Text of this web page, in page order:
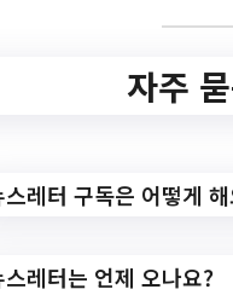
url=https://
oard/
3. 2023
자주
스레터 구독은 어떻게
스레터는 언제 오나요?